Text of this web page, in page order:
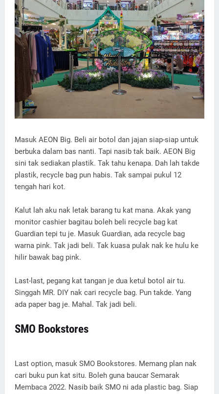
Masuk AEON Big. Beli air botol dan jajan siap-siap untuk
berbuka dalam bas nanti. Tapi nasib tak baik. AEON Big
sini tak sediakan plastik. Tak tahu kenapa. Dah lah takde
plastik, recycle bag pun habis. Tak sampai pukul 12
tengah hari kot.
Kalut lah aku nak letak barang tu kat mana. Akak yang
monitor cashier bagitau boleh beli recycle bag kat
Guardian tepi tu je. Masuk Guardian, ada recycle bag
warna pink. Tak jadi beli. Tak kuasa pulak nak ke hulu ke
hilir bawak bag pink.
Last-last, pegang kat tangan je dua ketul botol air tu.
Singgah MR. DIY nak cari recycle bag. Pun takde. Yang
ada paper bag je. Mahal. Tak jadi beli.
SMO Bookstores
Last option, masuk SMO Bookstores. Memang plan nak
cari buku pun kat situ. Boleh guna baucar Semarak
Membaca 2022. Nasib baik SMO ni ada plastic bag. Siap